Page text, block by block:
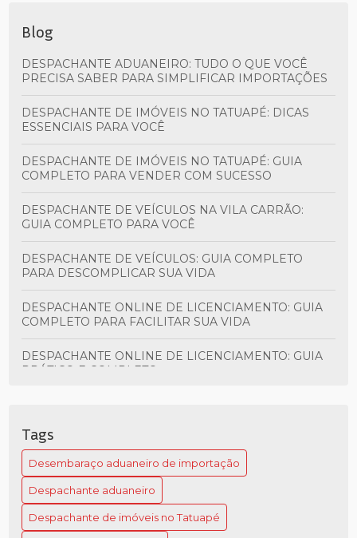
Blog
DESPACHANTE ADUANEIRO: TUDO O QUE VOCÊ
PRECISA SABER PARA SIMPLIFICAR IMPORTAÇÕES
DESPACHANTE DE IMÓVEIS NO TATUAPÉ: DICAS
ESSENCIAIS PARA VOCÊ
DESPACHANTE DE IMÓVEIS NO TATUAPÉ: GUIA
COMPLETO PARA VENDER COM SUCESSO
DESPACHANTE DE VEÍCULOS NA VILA CARRÃO:
GUIA COMPLETO PARA VOCÊ
DESPACHANTE DE VEÍCULOS: GUIA COMPLETO
PARA DESCOMPLICAR SUA VIDA
DESPACHANTE ONLINE DE LICENCIAMENTO: GUIA
COMPLETO PARA FACILITAR SUA VIDA
DESPACHANTE ONLINE DE LICENCIAMENTO: GUIA
PRÁTICO E COMPLETO
DESPACHANTE ONLINE: O GUIA COMPLETO PARA
FACILITAR SEU PROCESSO
DESPACHANTE ONLINE: O GUIA COMPLETO QUE
VOCÊ PRECISA CONHECER
Tags
Desembaraço aduaneiro de importação
Despachante aduaneiro
Despachante de imóveis no Tatuapé